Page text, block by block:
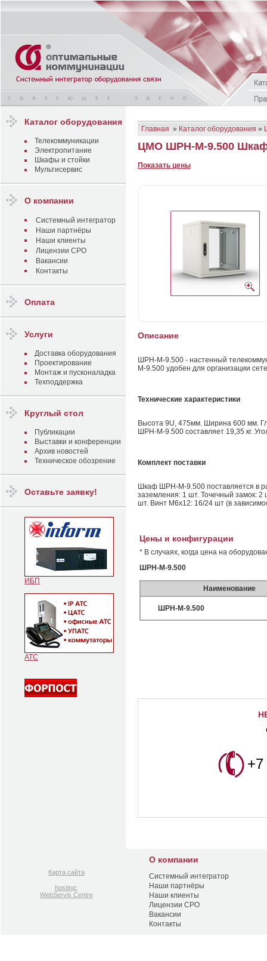
Каталог оборудования
Телекоммуникации
Электропитание
Шкафы и стойки
Мультисервис
О компании
Системный интегратор
Наши партнёры
Наши клиенты
Лицензии СРО
Вакансии
Контакты
Оплата
Услуги
Доставка оборудования
Проектирование
Монтаж и пусконаладка
Техподдержка
Круглый стол
Публикации
Выставки и конференции
Архив новостей
Техническое обозрение
Оставьте заявку!
ИБП
АТС
Главная » Каталог оборудования »
ЦМО ШРН-М-9.500 Шкаф
Показать цены
Описание
ШРН-М-9.500 - настенный
М-9.500 удобен для организации
Технические характеристики
Высота 9U, 475мм. Ширина 600 мм.
ШРН-М-9.500 составляет 19,35 кг.
Комплект поставки
Шкаф ШРН-М-9.500 поставляется в
заземления: 1 шт. Точечный замок:
шт. Винт М6х12: 16/24 шт (в
Цены и конфигурации
* В случаях, когда цена на
ШРН-М-9.500
Наименование
ШРН-М-9.500
+7
Карта сайта
hosting:
WebServis Centre
О компании
Системный интегратор
Наши партнёры
Наши клиенты
Лицензии СРО
Вакансии
Контакты